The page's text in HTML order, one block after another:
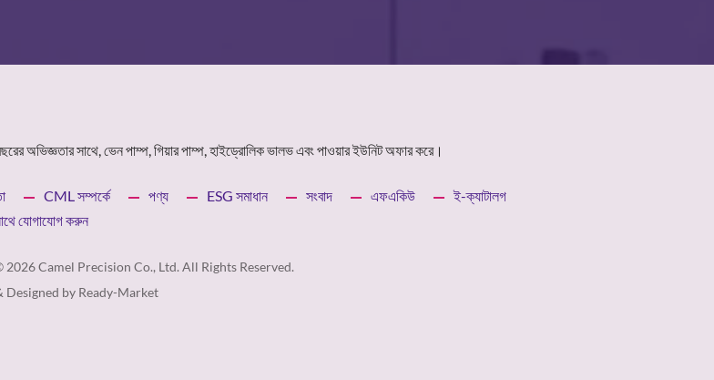
অভিজ্ঞতার সাথে, ভেন পাম্প, গিয়ার পাম্প, হাইড্রোলিক ভালভ এবং পাওয়ার ইউনিট অফার করে।
CML সম্পর্কে পণ্য ESG সমাধান সংবাদ এফএকিউ
ই-ক্যাটালগ
যোগাযোগ করুন
2026Camel Precision Co., Ltd. All Rights Reserved.
Designed by Ready-Market